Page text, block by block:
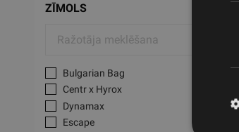
ZĪMOLS
Bulgarian Bag
Centr x Hyrox
Dynamax
Escape